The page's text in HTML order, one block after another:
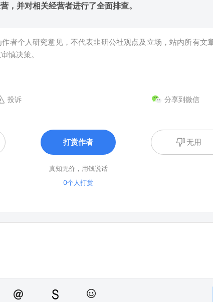
，并对相关经营者进行了全面排查。
者个人研究意见，不代表韭研公社观点及立场，站内所有文
慎决策。
投诉 分享到微信
打赏作者 无用
真知无价，用钱说话
0个人打赏